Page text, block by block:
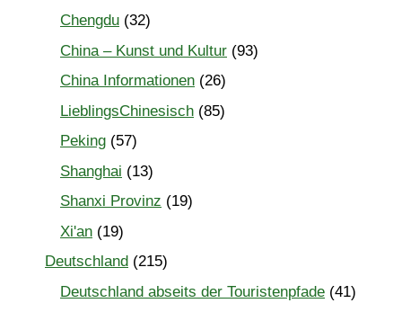
Chengdu (32)
China – Kunst und Kultur (93)
China Informationen (26)
LieblingsChinesisch (85)
Peking (57)
Shanghai (13)
Shanxi Provinz (19)
Xi'an (19)
Deutschland (215)
Deutschland abseits der Touristenpfade (41)